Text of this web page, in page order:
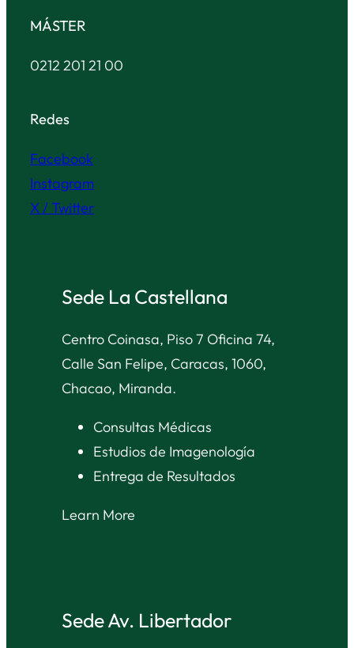
MÁSTER
0212 201 21 00
Redes
Facebook
Instagram
X / Twitter
Sede La Castellana
Centro Coinasa, Piso 7 Oficina 74,
Calle San Felipe, Caracas, 1060,
Chacao, Miranda.
Consultas Médicas
Estudios de Imagenología
Entrega de Resultados
Learn More
Sede Av. Libertador